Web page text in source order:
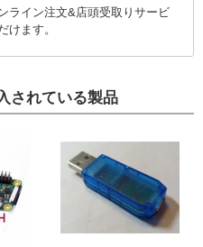
ライン注文&店頭受取りサービ
けます。
されている製品